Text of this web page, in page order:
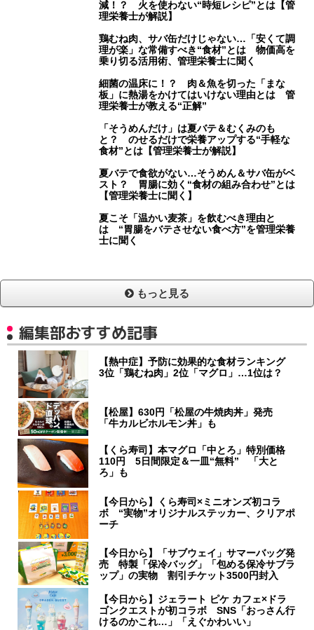
減！？ 火を使わない“時短レシピ”とは【管
理栄養士が解説】
鶏むね肉、サバ缶だけじゃない…「安くて調
理が楽」な常備すべき“食材”とは 物価高を
乗り切る活用術、管理栄養士に聞く
細菌の温床に！？ 肉＆魚を切った「まな
板」に熱湯をかけてはいけない理由とは 管
理栄養士が教える“正解”
「そうめんだけ」は夏バテ＆むくみのも
と？ のせるだけで栄養アップする“手軽な
食材”とは【管理栄養士が解説】
夏バテで食欲がない…そうめん＆サバ缶がベ
スト？ 胃腸に効く“食材の組み合わせ”とは
【管理栄養士に聞く】
夏こそ「温かい麦茶」を飲むべき理由と
は “胃腸をバテさせない食べ方”を管理栄養
士に聞く
もっと見る
編集部おすすめ記事
【熱中症】予防に効果的な食材ランキング
3位「鶏むね肉」2位「マグロ」…1位は？
【松屋】630円「松屋の牛焼肉丼」発売
「牛カルビホルモン丼」も
【くら寿司】本マグロ「中とろ」特別価格
110円 5日間限定＆一皿“無料” 「大と
ろ」も
【今日から】くら寿司×ミニオンズ初コラ
ボ “実物”オリジナルステッカー、クリアポ
ーチ
【今日から】「サブウェイ」サマーバッグ発
売 特製「保冷バッグ」「包める保冷サブラ
ップ」の実物 割引チケット3500円封入
【今日から】ジェラート ピケ カフェ×ドラ
ゴンクエストが初コラボ SNS「おっさん行
けるのかこれ…」「えぐかわいい」